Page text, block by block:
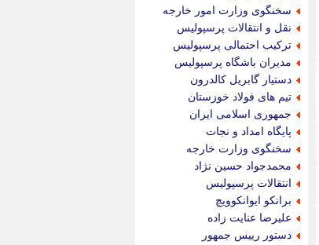
سخنگوی وزارت امور خارجه
نقل و انتقالات پرسپولیس
ترکیب احتمالی پرسپولیس
مدیران باشگاه پرسپولیس
دستیار گابریل کالدرون
تیم های فولاد خوزستان
جمهوری اسلامی ایران
پایگاه امداد و نجات
سخنگوی وزارت خارجه
محمدجواد حسین نژاد
انتقالات پرسپولیس
برانکو ایوانکوویچ
علیرضا عنایت زاده
دستور رییس جمهور